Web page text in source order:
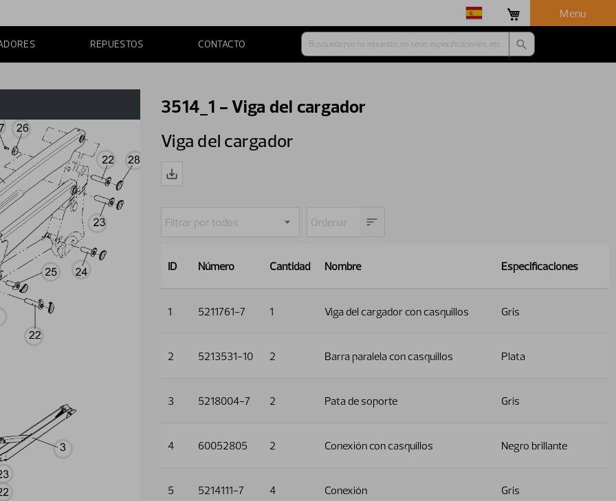
Menu
REPUESTOS CONTACTO
3514_1 - Viga del cargador
Viga del cargador
ID Número Cantidad Nombre Especificaciones
1 5211761-7 1 Viga del cargador con casquillos Gris
2 5213531-10 2 Barra paralela con casquillos Plata
3 5218004-7 2 Pata de soporte Gris
4 60052805 2 Conexión con casquillos Negro brillante
5 5214111-7 4 Conexión Gris